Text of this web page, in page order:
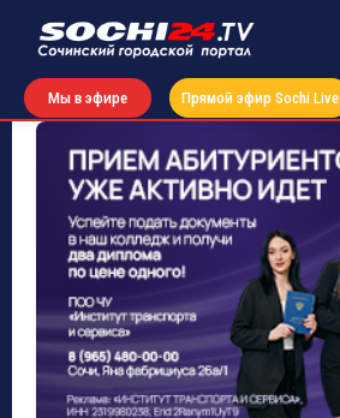
Мы в эфире Прямой эфир Sochi Live